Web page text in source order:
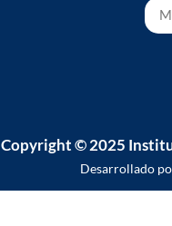
Copyright © 2025
Desarrollado